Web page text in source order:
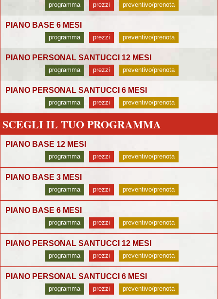
programma prezzi preventivo/prenota
PIANO BASE 6 MESI
programma prezzi preventivo/prenota
PIANO PERSONAL SANTUCCI 12 MESI
programma prezzi preventivo/prenota
PIANO PERSONAL SANTUCCI 6 MESI
programma prezzi preventivo/prenota
SCEGLI IL TUO PROGRAMMA
PIANO BASE 12 MESI
programma prezzi preventivo/prenota
PIANO BASE 3 MESI
programma prezzi preventivo/prenota
PIANO BASE 6 MESI
programma prezzi preventivo/prenota
PIANO PERSONAL SANTUCCI 12 MESI
programma prezzi preventivo/prenota
PIANO PERSONAL SANTUCCI 6 MESI
programma prezzi preventivo/prenota